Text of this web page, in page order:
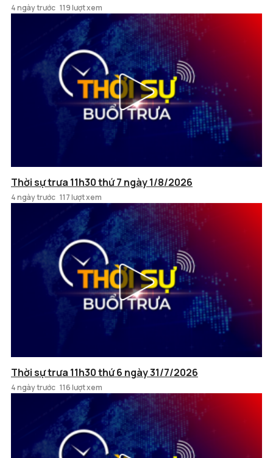
4 ngày trước 119 lượt xem
Thời sự trưa 11h30 thứ 7 ngày 1/8/2026
4 ngày trước 117 lượt xem
Thời sự trưa 11h30 thứ 6 ngày 31/7/2026
4 ngày trước 116 lượt xem